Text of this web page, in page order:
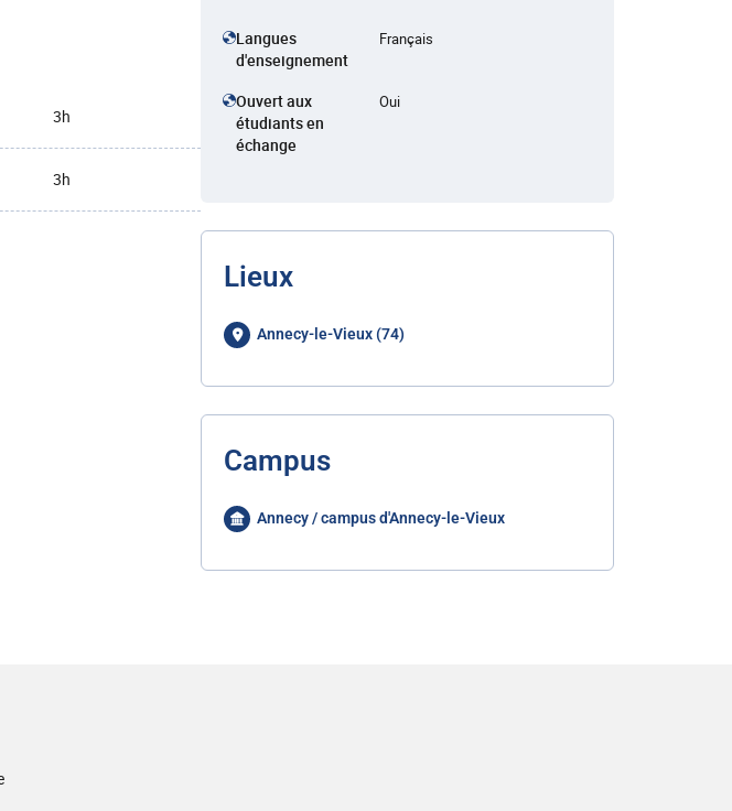
3h
3h
Langues
d'enseignement
Français
Ouvert aux
étudiants en
échange
Oui
Lieux
Annecy-le-Vieux (74)
Campus
Annecy / campus d'Annecy-le-Vieux